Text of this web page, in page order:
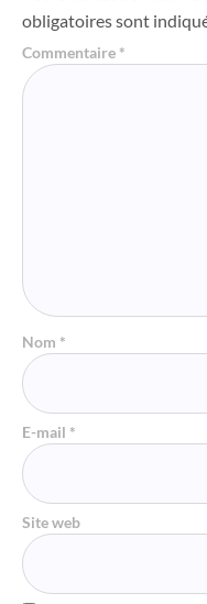
obligatoires sont
Commentaire *
Nom *
E-mail *
Site web